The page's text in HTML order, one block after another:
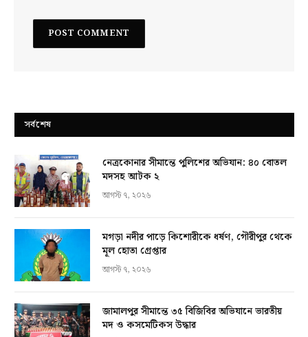
সর্বশেষ
নেত্রকোনার সীমান্তে পুলিশের অভিযান: ৪০ বোতল
মদসহ আটক ২
আগস্ট ৭, ২০২৬
মগড়া নদীর পাড়ে কিশোরীকে ধর্ষণ, গৌরীপুর থেকে
মূল হোতা গ্রেপ্তার
আগস্ট ৭, ২০২৬
জামালপুর সীমান্তে ৩৫ বিজিবির অভিযানে ভারতীয়
মদ ও কসমেটিকস উদ্ধার